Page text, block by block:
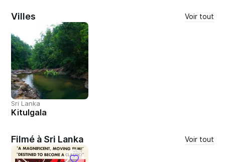
Villes Voir tout
Sri Lanka
Kitulgala
Filmé à Sri Lanka Voir tout